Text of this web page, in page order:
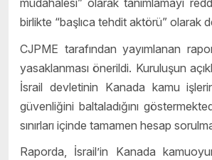
müdahalesi” olarak tanımlamayı
birlikte “başlıca tehdit aktörü” olarak
CJPME tarafından yayımlanan
yasaklanması önerildi. Kuruluşun
İsrail devletinin Kanada kamu
güvenliğini baltaladığını
sınırları içinde tamamen hesap
Raporda, İsrail’in Kanada